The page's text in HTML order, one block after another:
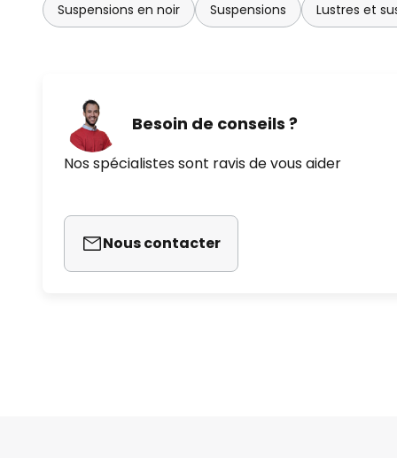
Suspensions en noir Suspensions Lustres et
Besoin de conseils ?
Nos spécialistes sont ravis de vous aider
Nous contacter